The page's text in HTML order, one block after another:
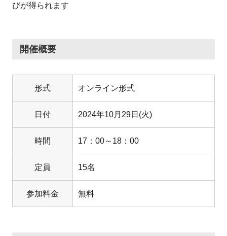
びが得られます
開催概要
形式 オンライン形式
日付 2024年10月29日(火)
時間 17：00～18：00
定員 15名
参加料金 無料